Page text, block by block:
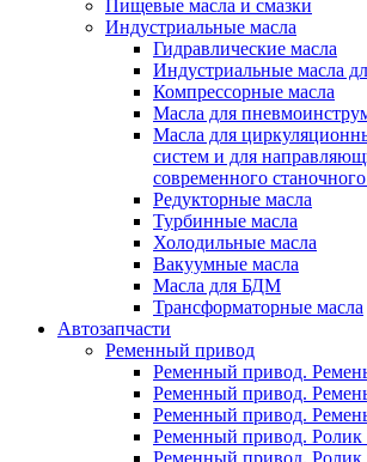
Пищевые масла и смазки
Индустриальные масла
Гидравлические масла
Индустриальные масла
Компрессорные масла
Масла для
Масла для
систем и для
современного
Редукторные масла
Турбинные масла
Холодильные масла
Вакуумные масла
Масла для БДМ
Трансформаторные масла
Автозапчасти
Ременный привод
Ременный привод.
Ременный привод.
Ременный привод.
Ременный привод.
Ременный привод. Ролик